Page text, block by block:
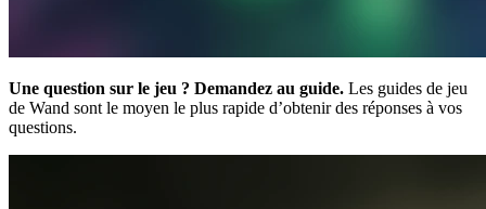
Une question sur le jeu ? Demandez au guide. Les guides de jeu
de Wand sont le moyen le plus rapide d’obtenir des réponses à vos
questions.